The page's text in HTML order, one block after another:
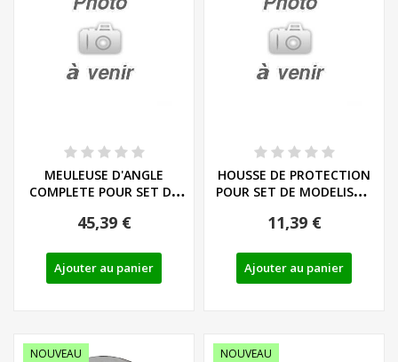
MEULEUSE D'ANGLE
COMPLETE POUR SET DE
45,39 €
Ajouter au panier
HOUSSE DE PROTECTION
POUR SET DE MODELISME
11,39 €
Ajouter au panier
NOUVEAU NOUVEAU